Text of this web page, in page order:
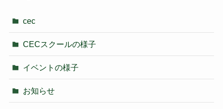
cec
CECスクールの様子
イベントの様子
お知らせ